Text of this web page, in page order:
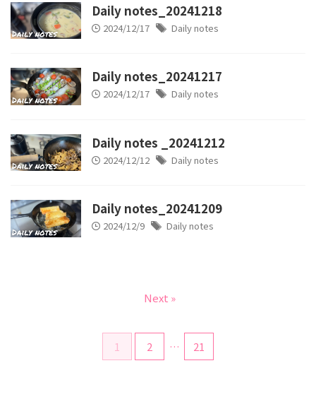
Daily notes_20241218
2024/12/17 Daily notes
Daily notes_20241217
2024/12/17 Daily notes
Daily notes _20241212
2024/12/12 Daily notes
Daily notes_20241209
2024/12/9 Daily notes
1 2 … 21
Next »